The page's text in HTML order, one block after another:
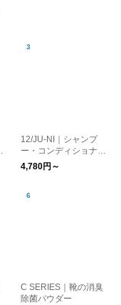
12/JU-NI｜シャンプ
ー・コンディショナー
（ボトル/詰替）【送
料無料】
4,780円～
C SERIES｜靴の消臭
除菌パウダー